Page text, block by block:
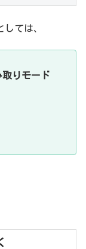
ては、
取りモード